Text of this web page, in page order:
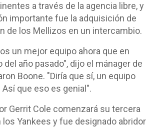
a través de la agencia libre, y
importante fue la adquisición de
de los Mellizos en un intercambio.
un mejor equipo ahora que en
del año pasado", dijo el mánager de
Boone. "Diría que sí, un equipo
que eso es genial".
Gerrit Cole comenzará su tercera
Yankees y fue designado abridor